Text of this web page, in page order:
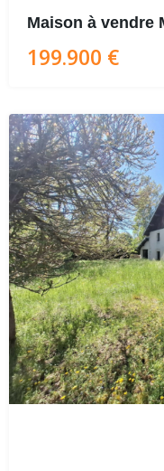
Maison à vendre
199.900 €